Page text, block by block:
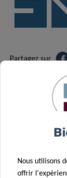
Partagez sur
En savoir plus
Nous utilisons
offrir